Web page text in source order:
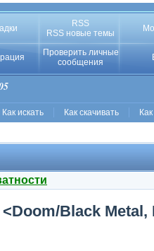
RSS
RSS новые темы
Проверить личные
сообщения
Как искать Как скачивать
Black Metal,